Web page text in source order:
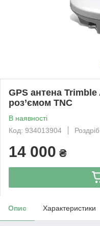
GPS антена Trimble
роз’ємом TNC
В наявності
Код: 934013904
Роздріб
14 000 ₴
Опис Характеристики